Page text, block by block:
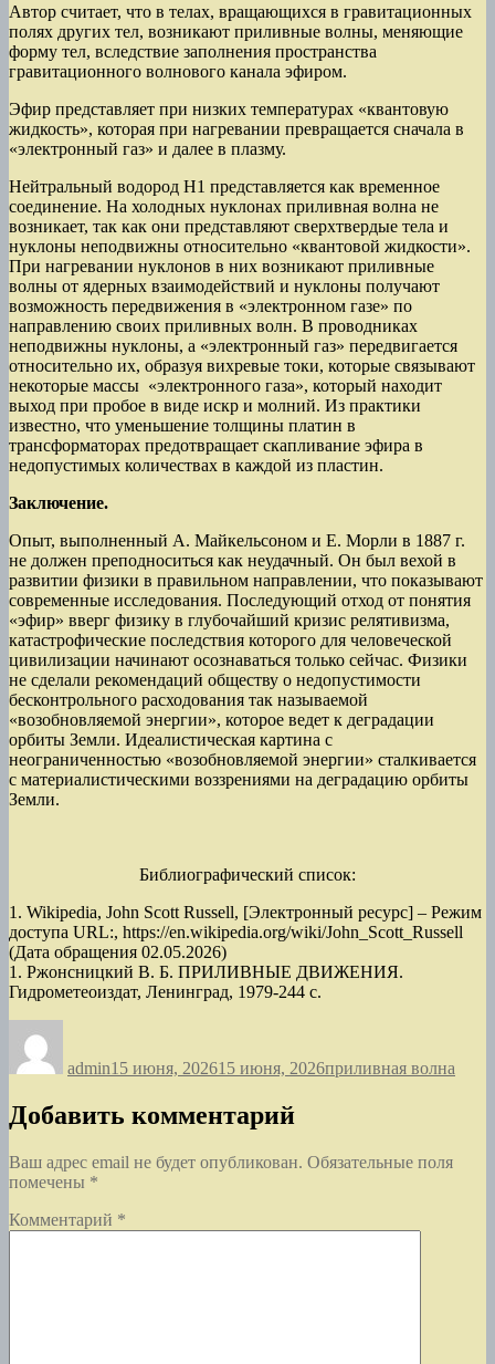
Автор считает, что в телах, вращающихся в гравитационных
полях других тел, возникают приливные волны, меняющие
форму тел, вследствие заполнения пространства
гравитационного волнового канала эфиром.
Эфир представляет при низких температурах «квантовую
жидкость», которая при нагревании превращается сначала в
«электронный газ» и далее в плазму.
Нейтральный водород Н1 представляется как временное
соединение. На холодных нуклонах приливная волна не
возникает, так как они представляют сверхтвердые тела и
нуклоны неподвижны относительно «квантовой жидкости».
При нагревании нуклонов в них возникают приливные
волны от ядерных взаимодействий и нуклоны получают
возможность передвижения в «электронном газе» по
направлению своих приливных волн. В проводниках
неподвижны нуклоны, а «электронный газ» передвигается
относительно их, образуя вихревые токи, которые связывают
некоторые массы «электронного газа», который находит
выход при пробое в виде искр и молний. Из практики
известно, что уменьшение толщины платин в
трансформаторах предотвращает скапливание эфира в
недопустимых количествах в каждой из пластин.
Заключение.
Опыт, выполненный А. Майкельсоном и Е. Морли в 1887 г.
не должен преподноситься как неудачный. Он был вехой в
развитии физики в правильном направлении, что показывают
современные исследования. Последующий отход от понятия
«эфир» вверг физику в глубочайший кризис релятивизма,
катастрофические последствия которого для человеческой
цивилизации начинают осознаваться только сейчас. Физики
не сделали рекомендаций обществу о недопустимости
бесконтрольного расходования так называемой
«возобновляемой энергии», которое ведет к деградации
орбиты Земли. Идеалистическая картина с
неограниченностью «возобновляемой энергии» сталкивается
с материалистическими воззрениями на деградацию орбиты
Земли.
Библиографический список:
1. Wikipedia, John Scott Russell, [Электронный ресурс] – Режим
доступа URL:, https://en.wikipedia.org/wiki/John_Scott_Russell
(Дата обращения 02.05.2026)
1. Ржонсницкий В. Б. ПРИЛИВНЫЕ ДВИЖЕНИЯ.
Гидрометеоиздат, Ленинград, 1979-244 с.
admin15 июня, 202615 июня, 2026приливная волна
Добавить комментарий
Ваш адрес email не будет опубликован. Обязательные поля
помечены *
Комментарий *